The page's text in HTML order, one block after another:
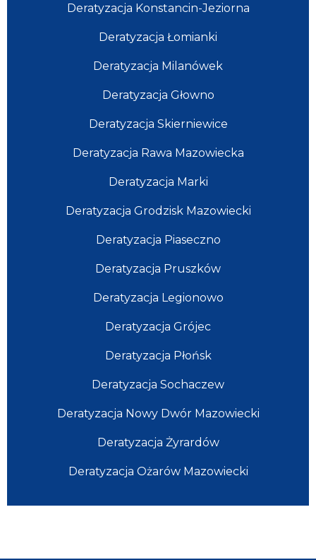
Deratyzacja Konstancin-Jeziorna
Deratyzacja Łomianki
Deratyzacja Milanówek
Deratyzacja Głowno
Deratyzacja Skierniewice
Deratyzacja Rawa Mazowiecka
Deratyzacja Marki
Deratyzacja Grodzisk Mazowiecki
Deratyzacja Piaseczno
Deratyzacja Pruszków
Deratyzacja Legionowo
Deratyzacja Grójec
Deratyzacja Płońsk
Deratyzacja Sochaczew
Deratyzacja Nowy Dwór Mazowiecki
Deratyzacja Żyrardów
Deratyzacja Ożarów Mazowiecki